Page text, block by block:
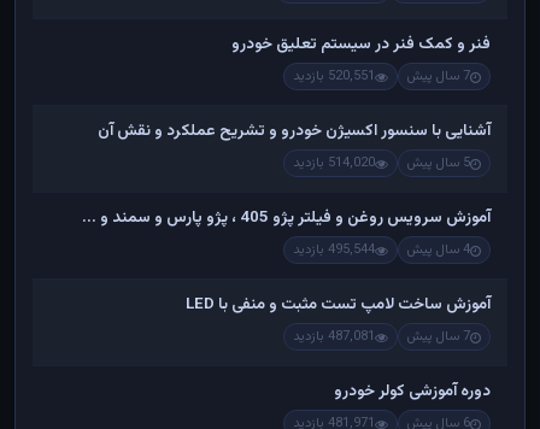
فنر و کمک فنر در سیستم تعلیق خودرو
7 سال پیش 520,551 بازدید
آشنایی با سنسور اکسیژن خودرو و تشریح عملکرد و نقش آن
5 سال پیش 514,020 بازدید
آموزش سرویس روغن و فیلتر پژو 405 ، پژو پارس و سمند و ...
4 سال پیش 495,544 بازدید
آموزش ساخت لامپ تست مثبت و منفی با LED
7 سال پیش 487,081 بازدید
دوره آموزشی کولر خودرو
6 سال پیش 481,971 بازدید